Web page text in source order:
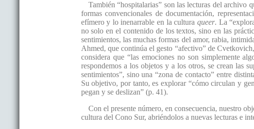
También “hospitalarias” son las lecturas del
formas convencionales de documentación,
efímero y lo inenarrable en la cultura queer. La
no solo en el contenido de los textos, sino en las
sentimientos, las muchas formas del amor, rabia,
Ahmed, que continúa el gesto “afectivo” de
considera que “las emociones no son simplemente
respondemos a los objetos y a los otros, se crean las
sentimientos”, sino una “zona de contacto” entre
Su objetivo, por tanto, es explorar “cómo circulan y
pegan y se deslizan” (p. 41).
Con el presente número, en consecuencia, nuestro
cultura del Cono Sur, abriéndolos a nuevas lecturas e